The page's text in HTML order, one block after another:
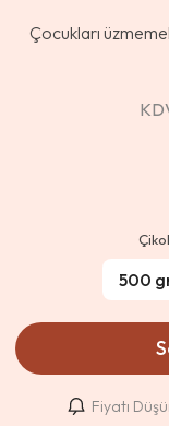
Çocukları
Fiyatı